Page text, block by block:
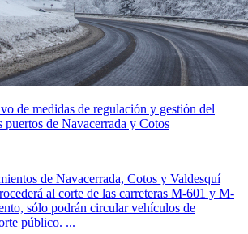
de medidas de regulación y gestión del
puertos de Navacerrada y Cotos
de Navacerrada, Cotos y Valdesquí
al corte de las carreteras M-601 y M-
sólo podrán circular vehículos de
público. ...